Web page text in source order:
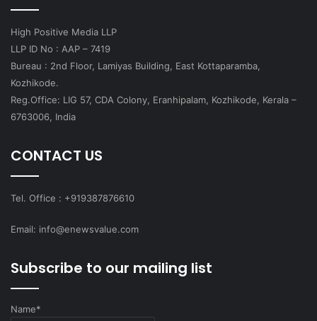
High Positive Media LLP
LLP ID No : AAP – 7419
Bureau : 2nd Floor, Lamiyas Building, East Kottaparamba,
Kozhikode.
Reg.Office: LIG 57, CDA Colony, Eranhipalam, Kozhikode, Kerala –
6763006, India
CONTACT US
Tel. Office : +919387876610
Email: info@enewsvalue.com
Subscribe to our mailing list
Name*